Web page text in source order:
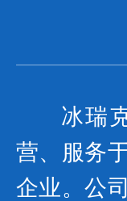
冰瑞
营、服务
企业。公